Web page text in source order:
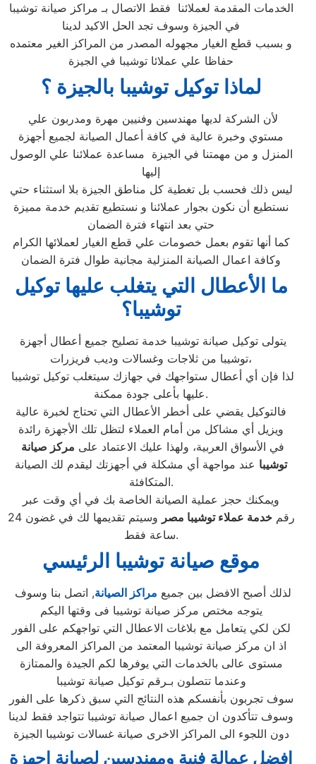
الخدمات المقدمة لعملائنا فقط الاتصال بـ مراكز صيانة توشيبا
في الجيزة وسوف تجد الحل الاكيد لدينا
و بسبب قطع الغيار مجهوله المصدر من المراكز الغير معتمده
حفاظا علي عملائا توشيبا في الجيزة
لماذا توكيل توشيبا بالجيزة ؟
مستوي وخبرة عالية في كافة أعمال الصيانة لجميع أجهزة
المنزل و من مهمتنا في الجيزة مساعدة عملائنا علي الوصول
إليها
ليس ذلك فحسب بل تغطية كل مناطق الجيزة بلا استثناء حتي
نستطيع أن نكون بجوار عملائنا و نستطيع تقديم خدمة مميزة
حتي بعد انتهاء فترة الضمان
كما أنها تقوم بعمل خصومات علي قطع الغيار لعملائها الكرام
وكافة اعمال الصيانة المنزلية مجانية طوال فترة الضمان
ما الأعطال التي يتغلب عليها توكيل
توشيبا؟
توشيبا من ثلاجات وغسالات وديب فريزرات،
عليها بأعلى جودة ممكنة.
فالتوكيل يقضي على أخطر الأعطال التي تحتاج لخبرة عالية
ويزيل أي مشاكل من أمام العملاء لتظل تلك الأجهزة رائدة
في الأسواق العربية، ولهذا عليك الاعتماد على مركز صيانة
توشيبا عند مواجهة أي مشكلة في أجهزتك ليقدم لك الصيانة
المتكافئة.
ويمكنك حجز عملية الصيانة الخاصة بك في أي وقت عبر
رقمخدمة عملاء توشيبا مصر
وسيتم تقديمها لك في غضون 24
ساعة فقط.
موقع صيانة توشيبا الرئيسي
لذلك أصبح الافضل بين جميع مراكز الصيانة, اتصل بنا وسوف
يتوجه مختص مركز صيانة توشيبا فى وقتها اليكم
لكن لكي يتعامل مع بلاغات الاعطال التي تواجهكم على الفور
اذ ان مركز صيانة توشيبا المعتمد من المراكز المعروفة الى
مستوى عالى بالخدمات التي يوفرها لكم الجيدة والممتازة
وعندما تتصلون بـرقم توكيل صيانة توشيبا
سوف تجربون بأنفسكم هذه النتائج التي سبق ذكرها على الفور
وسوف تتأكدون ان جميع اعمال صيانة توشيبا تتواجد فقط لدينا
دون اللجوء الى المراكز الاخرى صيانة غسالات توشيبا الجيزة
افضل عمالة فنية ومهندسين لصيانة اجهزة